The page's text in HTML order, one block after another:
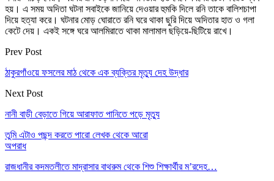
হয়। এ সময় অদিতা ঘটনা সবাইকে জানিয়ে দেওয়ার হুমকি দিলে রনি তাকে বালিশচাপা
দিয়ে হত্যা করে। ঘটনার মোড় ঘোরাতে রনি ঘরে থাকা ছুরি দিয়ে অদিতার হাত ও গলা
কেটে দেয়। একই সঙ্গে ঘরে আলমিরাতে থাকা মালামাল ছড়িয়ে-ছিটিয়ে রাখে।
Prev Post
ঠাকুরগাঁওয়ে ফসলের মাঠ থেকে এক ব্যক্তির মৃত্যু দেহ উদ্ধার
Next Post
নানী বাড়ী বেড়াতে গিয়ে আরাফাত পানিতে পড়ে মৃত্যু
তুমি এটাও পছন্দ করতে পারো লেখক থেকে আরো
অপরাধ
রাজধানীর কদমতলীতে মাদ্রাসার বাথরুম থেকে শিশু শিক্ষার্থীর ম’রদেহ…